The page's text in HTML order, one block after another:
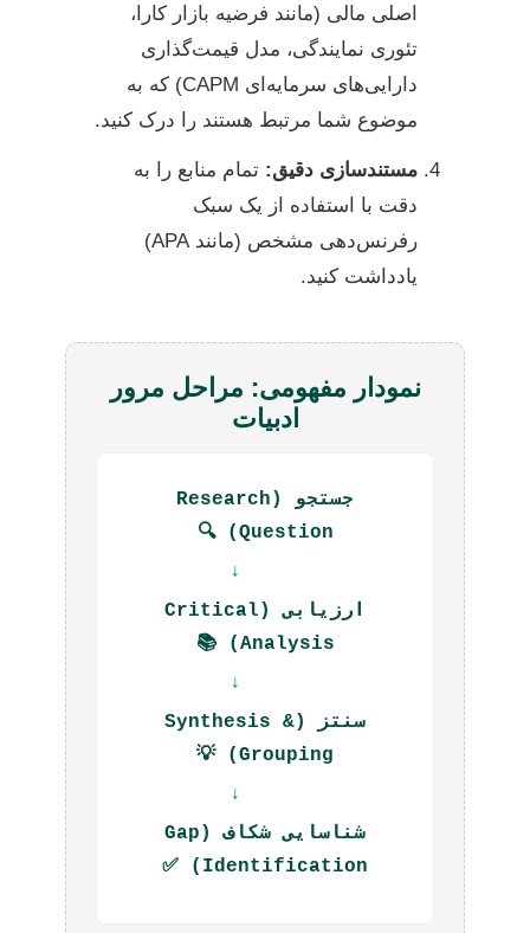
اصلی مالی (مانند فرضیه بازار کارا،
تئوری نمایندگی، مدل قیمت‌گذاری
دارایی‌های سرمایه‌ای CAPM) که به
موضوع شما مرتبط هستند را درک کنید.
مستندسازی دقیق: تمام منابع را به
دقت با استفاده از یک سبک
رفرنس‌دهی مشخص (مانند APA)
یادداشت کنید.
نمودار مفهومی: مراحل مرور
ادبیات
جستجو (Research
Question) 🔍
↓
ارزیابی (Critical
Analysis) 📚
↓
سنتز (Synthesis &
Grouping) 💡
↓
شناسایی شکاف (Gap
Identification) ✅